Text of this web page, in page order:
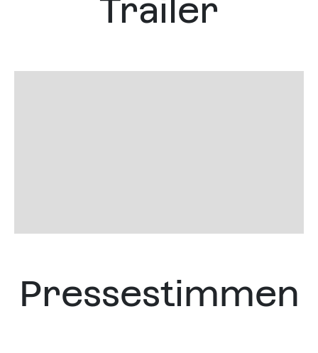
Trailer
Pressestimmen